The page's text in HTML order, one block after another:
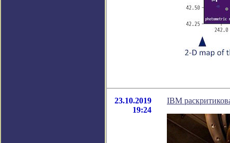
23.10.2019
19:24
IBM